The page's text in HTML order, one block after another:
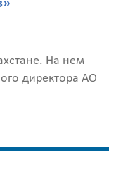
На нем
директора АО